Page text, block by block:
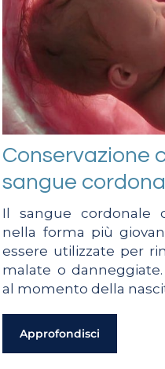
Conservazione
sangue
Il sangue cordonale
nella forma più
essere utilizzate per
malate o
al momento della
Approfondisci